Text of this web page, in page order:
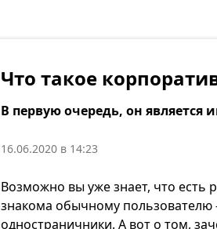
Что такое
В первую очередь, он
16.06.2020 в 14:23
Возможно вы уже знает, что есть
знакома обычному пользователю
одностраничники. А вот о том,